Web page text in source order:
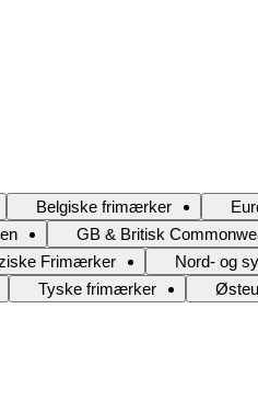
Belgiske frimærker
GB & Britisk
Frimærker
Nord- og
Tyske frimærker